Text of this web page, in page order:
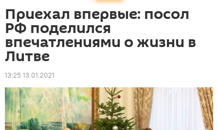
Приехал впервые: посол
РФ поделился
впечатлениями о жизни в
Литве
13:25 13.01.2021